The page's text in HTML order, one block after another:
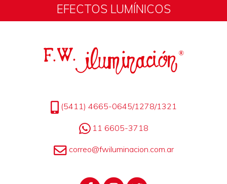
EFECTOS LUMÍNICOS
(5411) 4665-0645/1278/1321
11 6605-3718
correo@fwiluminacion.com.ar